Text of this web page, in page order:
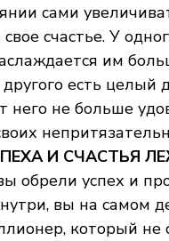
сами
счастье. У
им
есть целый
него не больше
И СЧАСТЬЯ
обрели успех и
вы на самом
который не